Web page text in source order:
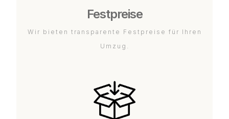
Festpreise
Wir bieten transparente Festpreise für Ihren
Umzug.